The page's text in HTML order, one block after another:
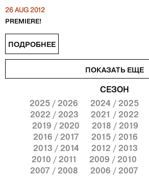
СЕЗОН
2025 / 2026
2024 / 2025
2022 / 2023
2021 / 2022
2019 / 2020
2018 / 2019
2016 / 2017
2015 / 2016
2013 / 2014
2012 / 2013
2010 / 2011
2009 / 2010
2007 / 2008
2006 / 2007
26 AUG 2012
PREMIERE!
ПОДРОБНЕЕ
ПОКАЗАТЬ ЕЩЕ